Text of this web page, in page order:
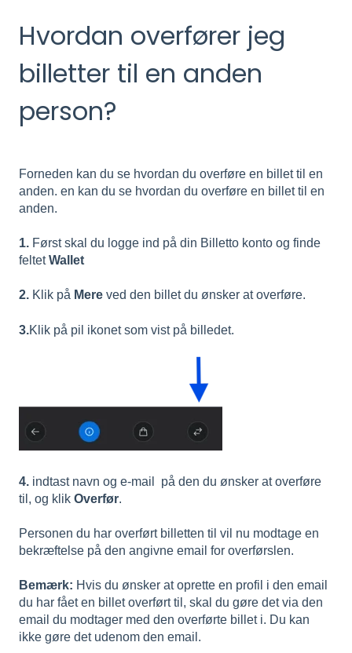
Hvordan overfører jeg
billetter til en anden
person?
Forneden kan du se hvordan du overføre en billet til en
anden. en kan du se hvordan du overføre en billet til en
anden.
1. Først skal du logge ind på din Billetto konto og finde
feltetWallet
2. Klik på Mere ved den billet du ønsker at overføre.
3.Klik på pil ikonet som vist på billedet.
4. indtast navn og e-mail på den du ønsker at overføre
til, og klik Overfør.
Personen du har overført billetten til vil nu modtage en
bekræftelse på den angivne email for overførslen.
Bemærk: Hvis du ønsker at oprette en profil i den email
du har fået en billet overført til, skal du gøre det via den
email du modtager med den overførte billet i. Du kan
ikke gøre det udenom den email.